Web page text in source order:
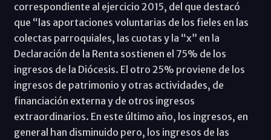
correspondiente al ejercicio 2015, del que destacó
que “las aportaciones voluntarias de los fieles en las
colectas parroquiales, las cuotas y la “x” en la
Declaración de la Renta sostienen el 75% de los
ingresos de la Diócesis. El otro 25% proviene de los
ingresos de patrimonio y otras actividades, de
financiación externa y de otros ingresos
extraordinarios. En este último año, los ingresos, en
general han disminuido pero, los ingresos de las